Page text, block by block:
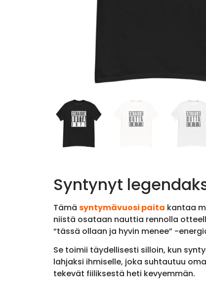
Syntynyt
Tämä syntymävuosi paita kantaa
niistä osataan nauttia rennolla
“tässä ollaan ja hyvin menee” -
Se toimii täydellisesti silloin, kun
lahjaksi ihmiselle, joka suhtautuu
tekevät fiiliksestä heti kevyemmän.